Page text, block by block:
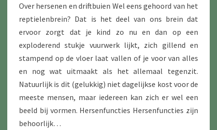
Over hersenen en driftbuien Wel eens gehoord van het
reptielenbrein? Dat is het deel van ons brein dat
ervoor zorgt dat je kind zo nu en dan op een
exploderend stukje vuurwerk lijkt, zich gillend en
stampend op de vloer laat vallen of je voor van alles
en nog wat uitmaakt als het allemaal tegenzit.
Natuurlijk is dit (gelukkig) niet dagelijkse kost voor de
meeste mensen, maar iedereen kan zich er wel een
beeld bij vormen. Hersenfuncties Hersenfuncties zijn
behoorlijk…